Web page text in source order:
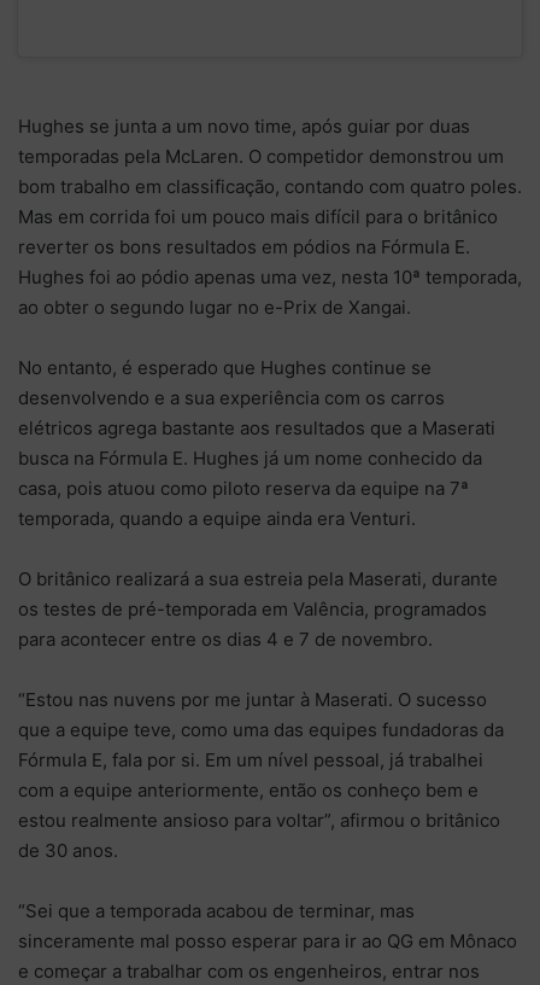
Hughes se junta a um novo time, após guiar por duas
temporadas pela McLaren. O competidor demonstrou um
bom trabalho em classificação, contando com quatro poles.
Mas em corrida foi um pouco mais difícil para o britânico
reverter os bons resultados em pódios na Fórmula E.
Hughes foi ao pódio apenas uma vez, nesta 10ª temporada,
ao obter o segundo lugar no e-Prix de Xangai.
No entanto, é esperado que Hughes continue se
desenvolvendo e a sua experiência com os carros
elétricos agrega bastante aos resultados que a Maserati
busca na Fórmula E. Hughes já um nome conhecido da
casa, pois atuou como piloto reserva da equipe na 7ª
temporada, quando a equipe ainda era Venturi.
O britânico realizará a sua estreia pela Maserati, durante
os testes de pré-temporada em Valência, programados
para acontecer entre os dias 4 e 7 de novembro.
“Estou nas nuvens por me juntar à Maserati. O sucesso
que a equipe teve, como uma das equipes fundadoras da
Fórmula E, fala por si. Em um nível pessoal, já trabalhei
com a equipe anteriormente, então os conheço bem e
estou realmente ansioso para voltar”, afirmou o britânico
de 30 anos.
“Sei que a temporada acabou de terminar, mas
sinceramente mal posso esperar para ir ao QG em Mônaco
e começar a trabalhar com os engenheiros, entrar nos